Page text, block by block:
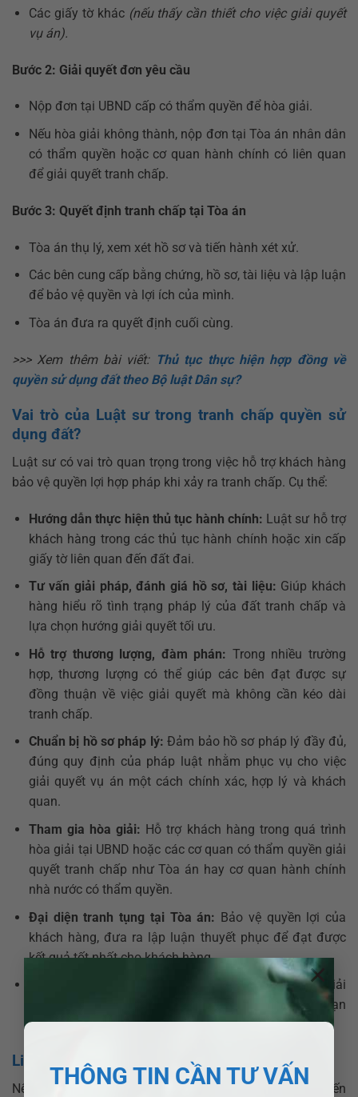
THÔNG TIN CẦN TƯ VẤN
×
Các giấy tờ khác (nếu thấy cần thiết cho việc giải quyết
vụ án).
Bước 2: Giải quyết đơn yêu cầu
Nộp đơn tại UBND cấp có thẩm quyền để hòa giải.
Nếu hòa giải không thành, nộp đơn tại Tòa án nhân dân
có thẩm quyền hoặc cơ quan hành chính có liên quan
để giải quyết tranh chấp.
Bước 3: Quyết định tranh chấp tại Tòa án
Tòa án thụ lý, xem xét hồ sơ và tiến hành xét xử.
Các bên cung cấp bằng chứng, hồ sơ, tài liệu và lập luận
để bảo vệ quyền và lợi ích của mình.
Tòa án đưa ra quyết định cuối cùng.
>>> Xem thêm bài viết: Thủ tục thực hiện hợp đồng về
quyền sử dụng đất theo Bộ luật Dân sự?
Vai trò của Luật sư trong tranh chấp quyền sử
dụng đất?
Luật sư có vai trò quan trọng trong việc hỗ trợ khách hàng
bảo vệ quyền lợi hợp pháp khi xảy ra tranh chấp. Cụ thể:
Hướng dẫn thực hiện thủ tục hành chính: Luật sư hỗ trợ
khách hàng trong các thủ tục hành chính hoặc xin cấp
giấy tờ liên quan đến đất đai.
Tư vấn giải pháp, đánh giá hồ sơ, tài liệu: Giúp khách
hàng hiểu rõ tình trạng pháp lý của đất tranh chấp và
lựa chọn hướng giải quyết tối ưu.
Hỗ trợ thương lượng, đàm phán: Trong nhiều trường
hợp, thương lượng có thể giúp các bên đạt được sự
đồng thuận về việc giải quyết mà không cần kéo dài
tranh chấp.
Chuẩn bị hồ sơ pháp lý: Đảm bảo hồ sơ pháp lý đầy đủ,
đúng quy định của pháp luật nhằm phục vụ cho việc
giải quyết vụ án một cách chính xác, hợp lý và khách
quan.
Tham gia hòa giải: Hỗ trợ khách hàng trong quá trình
hòa giải tại UBND hoặc các cơ quan có thẩm quyền giải
quyết tranh chấp như Tòa án hay cơ quan hành chính
nhà nước có thẩm quyền.
Đại diện tranh tụng tại Tòa án: Bảo vệ quyền lợi của
khách hàng, đưa ra lập luận thuyết phục để đạt được
kết quả tốt nhất cho khách hàng.
Luật sư không chỉ giúp giải
quyết tranh chấp hiện tại mà tư vấn giải pháp để hạn
chế rủi ro pháp lý trong tương lai.
Liên hệ luật sư tại Bến Lức?
Nếu bạn đang phải tranh chấp quyền sử dụng đất tại Bến